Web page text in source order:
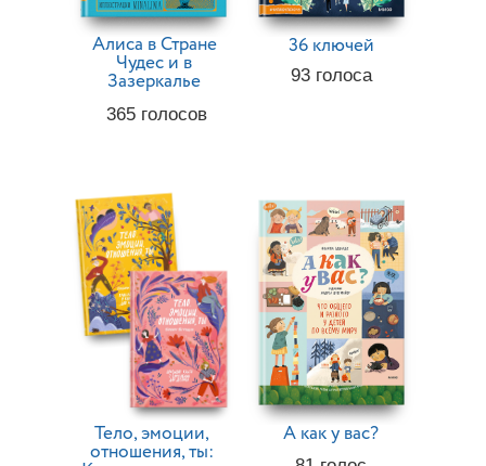
365 голосов
Алиса в Стране
Чудес и в
Зазеркалье 93 голоса
36 ключей
Тело, эмоции,
отношения, ты:
А как у вас?